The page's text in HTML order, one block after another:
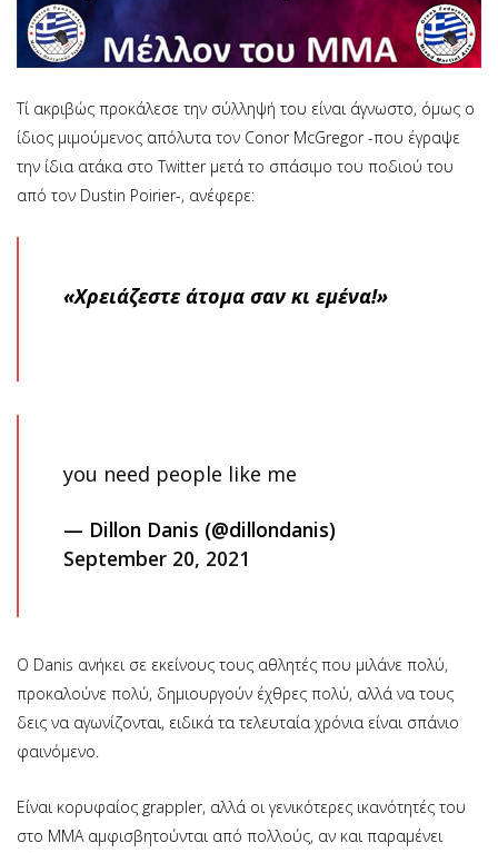
Τί ακριβώς προκάλεσε την σύλληψή του είναι άγνωστο, όμως ο
ίδιος μιμούμενος απόλυτα τον Conor McGregor -που έγραψε
την ίδια ατάκα στο Twitter μετά το σπάσιμο του ποδιού του
από τον Dustin Poirier-, ανέφερε:
«Χρειάζεστε άτομα σαν κι εμένα!»
you need people like me
— Dillon Danis (@dillondanis)
September 20, 2021
Ο Danis ανήκει σε εκείνους τους αθλητές που μιλάνε πολύ,
προκαλούνε πολύ, δημιουργούν έχθρες πολύ, αλλά να τους
δεις να αγωνίζονται, ειδικά τα τελευταία χρόνια είναι σπάνιο
φαινόμενο.
Είναι κορυφαίος grappler, αλλά οι γενικότερες ικανότητές του
στο MMA αμφισβητούνται από πολλούς, αν και παραμένει